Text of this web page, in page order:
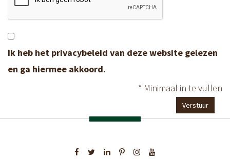
Ik heb het privacybeleid van deze website gelezen
en ga hiermee akkoord.
* Minimaal in te vullen
Verstuur